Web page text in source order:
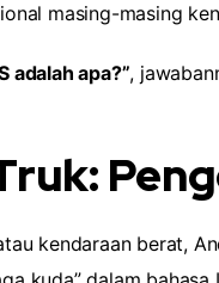
masing-masing
adalah apa?”,
kendaraan berat,